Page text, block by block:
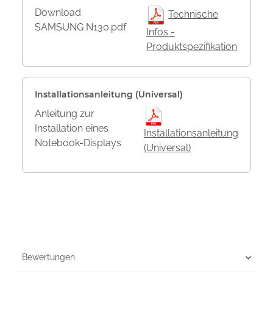
Download
SAMSUNG N130.pdf
Technische
Infos -
Produktspezifikation
Installationsanleitung (Universal)
Anleitung zur
Installation eines
Notebook-Displays
Installationsanleitung
(Universal)
Bewertungen